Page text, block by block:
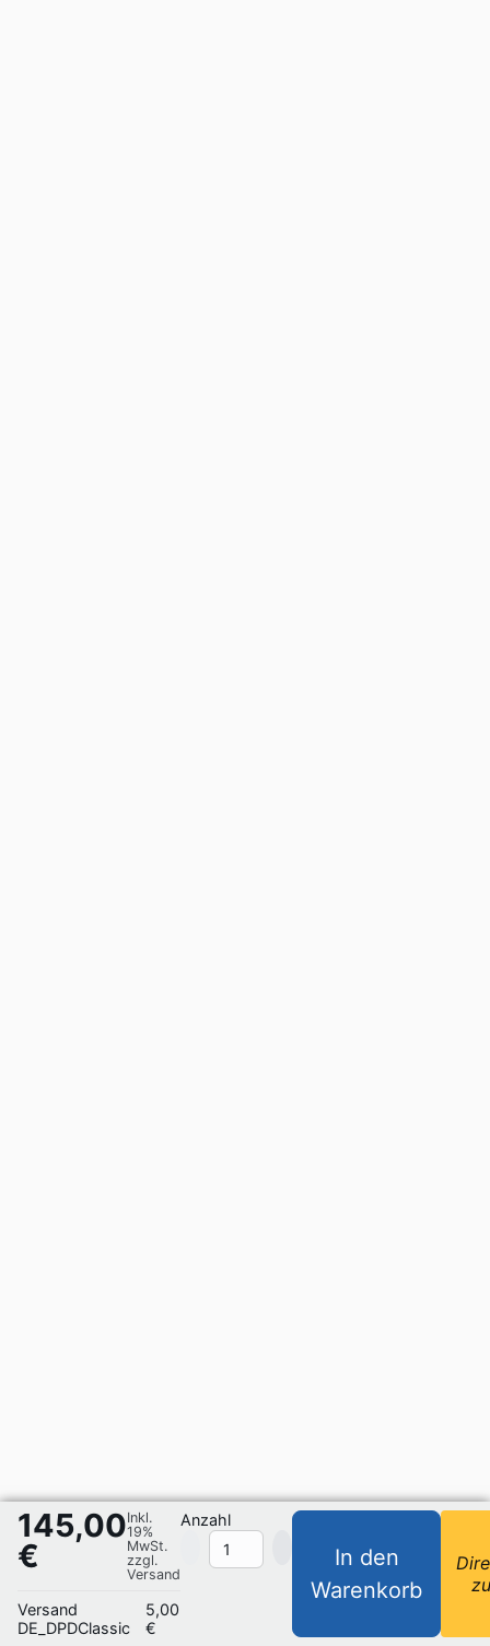
145,00
€
Inkl.
19%
MwSt.
zzgl.
Versand
Versand
DE_DPDClassic
5,00
€
Anzahl
In den
Warenkorb